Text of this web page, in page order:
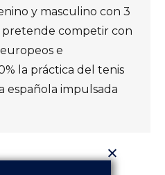
y masculino con 3
pretende competir con
e
la práctica del tenis
española impulsada